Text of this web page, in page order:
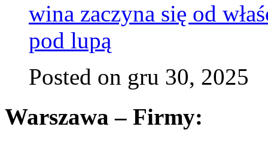
wina zaczyna się od
pod lupą
Posted on gru 30, 2025
Warszawa – Firmy: